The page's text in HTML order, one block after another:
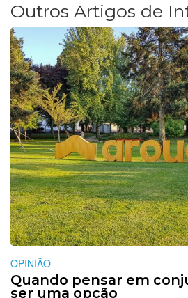
Outros Artigos de
OPINIÃO
Quando pensar em
ser uma opção